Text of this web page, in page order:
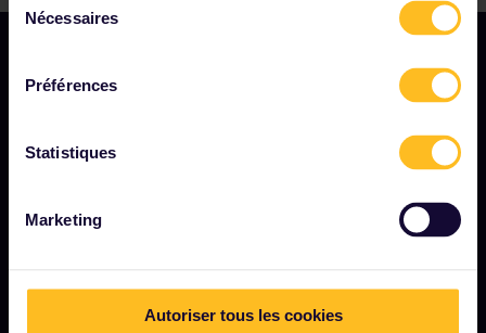
Nécessaires
Préférences
Statistiques
Marketing
Autoriser tous les cookies
Conditions de réservation
Conditions d'utilisation de l'Interrail Pass